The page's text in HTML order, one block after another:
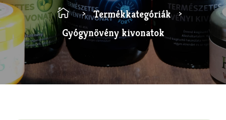
> Termékkategóriák >
Gyógynövény kivonatok